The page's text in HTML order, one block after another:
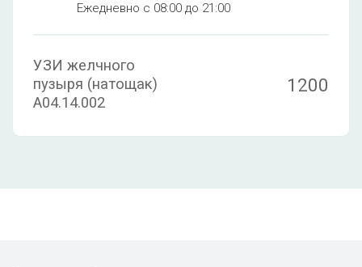
Ежедневно с 08:00 до 21:00
УЗИ желчного
пузыря (натощак)
А04.14.002
1200